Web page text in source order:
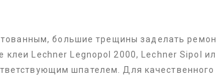
большие трещины заделать
Lechner Legnopol 2000, Lechner Sipol
шпателем. Для